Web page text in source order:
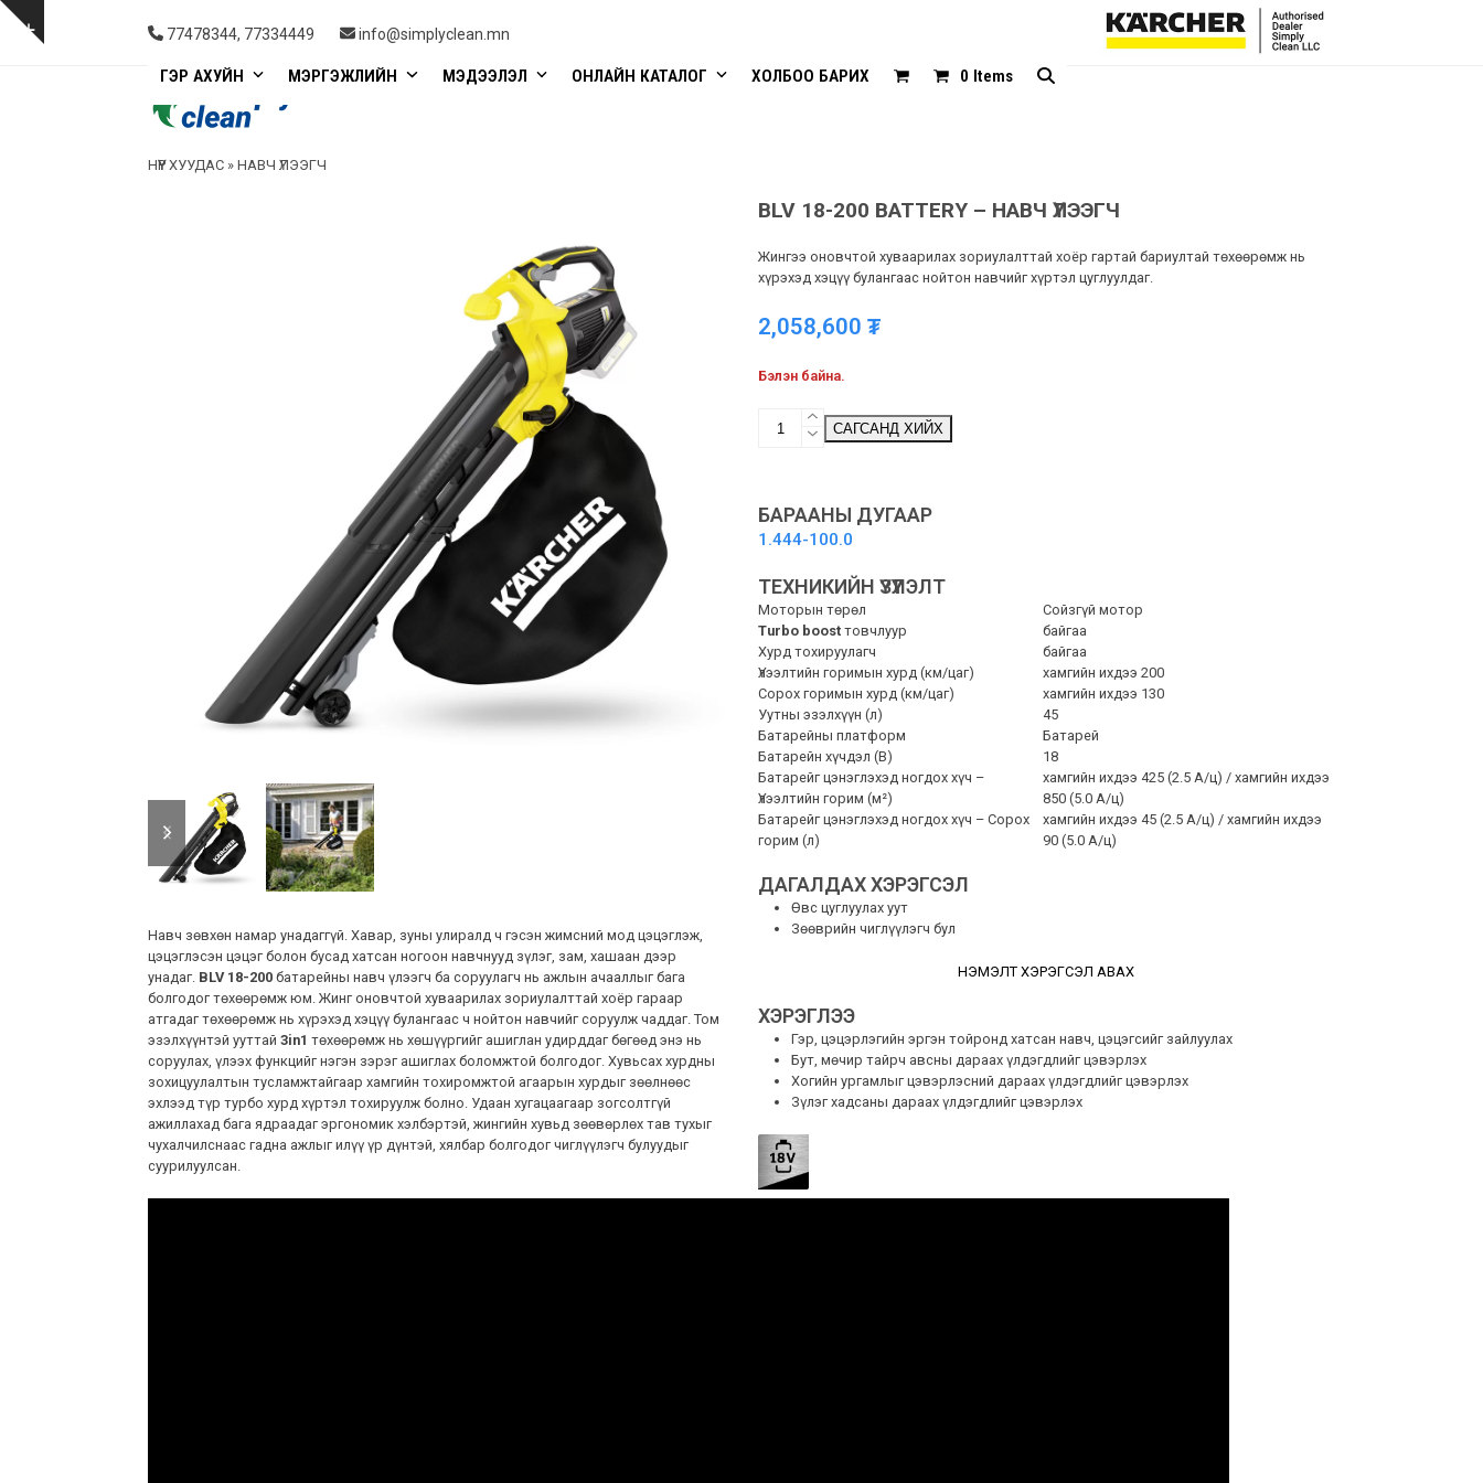
Skip
Show
77478344, 77334449 info@simplyclean.mn
ГЭР АХУЙН МЭРГЭЖЛИЙН МЭДЭЭЛЭЛ ОНЛАЙН КАТАЛОГ ХОЛБОО БАРИХ 0 Items
НҮҮР ХУУДАС »НАВЧ ҮЛЭЭГЧ
previous
slide
slide
Навч зөвхөн намар унадаггүй. Хавар, зуны улиралд ч гэсэн жимсний мод цэцэглэж,
цэцэглэсэн цэцэг болон бусад хатсан ногоон навчнууд зүлэг, зам, хашаан дээр
унадаг. BLV 18-200 батарейны навч үлээгч ба соруулагч нь ажлын ачааллыг бага
болгодог төхөөрөмж юм. Жинг оновчтой хуваарилах зориулалттай хоёр гараар
атгадаг төхөөрөмж нь хүрэхэд хэцүү булангаас ч нойтон навчийг соруулж чаддаг. Том
эзэлхүүнтэй ууттай3in1 төхөөрөмж нь хөшүүргийг ашиглан удирддаг бөгөөд энэ нь
соруулах, үлээх функцийг нэгэн зэрэг ашиглах боломжтой болгодог. Хувьсах хурдны
зохицуулалтын тусламжтайгаар хамгийн тохиромжтой агаарын хурдыг зөөлнөөс
эхлээд түр турбо хурд хүртэл тохируулж болно. Удаан хугацаагаар зогсолтгүй
ажиллахад бага ядраадаг эргономик хэлбэртэй, жингийн хувьд зөөвөрлөх тав тухыг
чухалчилснаас гадна ажлыг илүү үр дүнтэй, хялбар болгодог чиглүүлэгч булуудыг
суурилуулсан.
BLV 18-200 BATTERY – НАВЧ ҮЛЭЭГЧ
Жингээ оновчтой хуваарилах зориулалттай хоёр гартай бариултай төхөөрөмж нь
хүрэхэд хэцүү булангаас нойтон навчийг хүртэл цуглуулдаг.
2,058,600 ₮
Бэлэн байна.
НАВЧ
ҮЛЭЭГЧ
САГСАНД ХИЙХ
БАРААНЫ ДУГААР
1.444-100.0
ТЕХНИКИЙН ҮЗҮҮЛЭЛТ
Моторын төрөл
Сойзгүй мотор
Turbo boost товчлуур
байгаа
Хурд тохируулагч
байгаа
Үлээлтийн горимын хурд (км/цаг)
хамгийн ихдээ 200
Сорох горимын хурд (км/цаг)
хамгийн ихдээ 130
Уутны эзэлхүүн (л)
45
Батарейны платформ
Батарей
Батарейн хүчдэл (В)
18
Батарейг цэнэглэхэд ногдох хүч –
Үлээлтийн горим (м²)
хамгийн ихдээ 425 (2.5 A/ц) / хамгийн ихдээ
850 (5.0 A/ц)
Батарейг цэнэглэхэд ногдох хүч – Сорох
горим (л)
хамгийн ихдээ 45 (2.5 A/ц) / хамгийн ихдээ
90 (5.0 A/ц)
ДАГАЛДАХ ХЭРЭГСЭЛ
Өвс цуглуулах уут
Зөөврийн чиглүүлэгч бул
НЭМЭЛТ ХЭРЭГСЭЛ АВАХ
ХЭРЭГЛЭЭ
Гэр, цэцэрлэгийн эргэн тойронд хатсан навч, цэцэгсийг зайлуулах
Бут, мөчир тайрч авсны дараах үлдэгдлийг цэвэрлэх
Хогийн ургамлыг цэвэрлэсний дараах үлдэгдлийг цэвэрлэх
Зүлэг хадсаны дараах үлдэгдлийг цэвэрлэх